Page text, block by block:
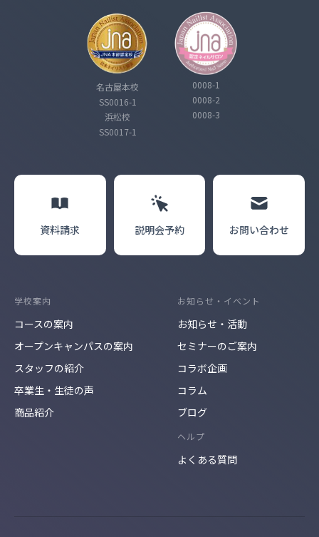
名古屋本校
SS0016-1
浜松校
SS0017-1
0008-1
0008-2
0008-3
資料請求 説明会予約 お問い合わせ
学校案内
コースの案内
オープンキャンパスの案内
スタッフの紹介
卒業生・生徒の声
商品紹介
お知らせ・イベント
お知らせ・活動
セミナーのご案内
コラボ企画
コラム
ブログ
ヘルプ
よくある質問